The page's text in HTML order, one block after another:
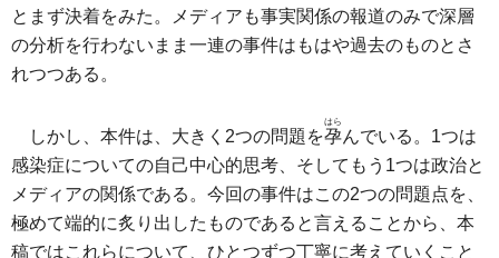
とまず決着をみた。メディアも事実関係の報道のみで深層
の分析を行わないまま一連の事件はもはや過去のものとさ
れつつある。
しかし、本件は、大きく2つの問題を孕
はら
んでいる。1つは
感染症についての自己中心的思考、そしてもう1つは政治と
メディアの関係である。今回の事件はこの2つの問題点を、
極めて端的に炙り出したものであると言えることから、本
稿ではこれらについて、ひとつずつ丁寧に考えていくこと